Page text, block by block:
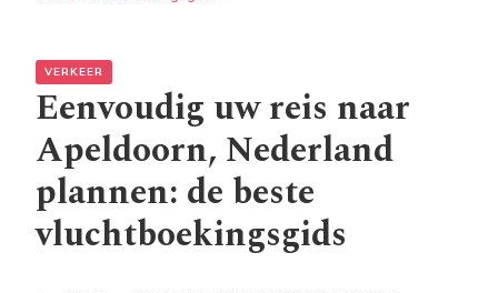
VERKEER
Eenvoudig uw reis naar
Apeldoorn, Nederland
plannen: de beste
vluchtboekingsgids